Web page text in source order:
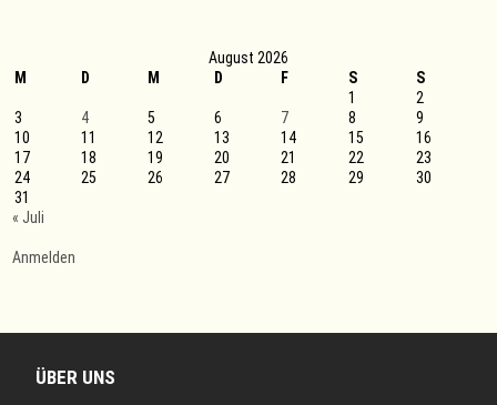
August 2026
M
D M D F S
S
1
2
3
4 5 6 7 8
9
10
11 12 13 14 15
16
17
18 19 20 21 22
23
24
25 26 27 28 29
30
31
« Juli
Anmelden
ÜBER UNS